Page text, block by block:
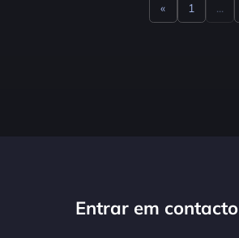
«Previous
1 ...
Entrar em contacto